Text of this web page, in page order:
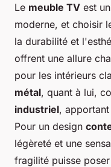
Le meuble TV est
moderne, et choisir
la durabilité et
offrent une allure
pour les intérieurs
métal, quant à lui,
industriel,
Pour un design
légèreté et une
fragilité puisse